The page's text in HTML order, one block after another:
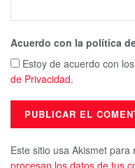
Acuerdo con la política
Estoy de acuerdo con
de Privacidad.
Este sitio usa Akismet para